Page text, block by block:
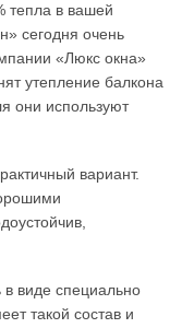
тепла в вашей
сегодня очень
«Люкс окна»
утепление балкона
они используют
вариант.
виде специально
такой состав и